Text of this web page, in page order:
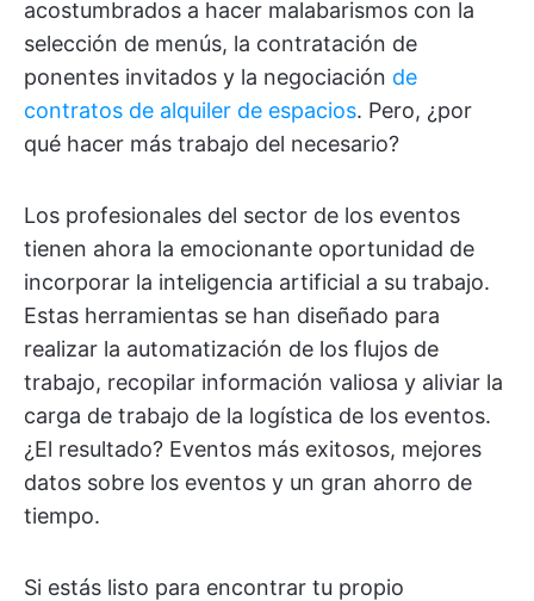
acostumbrados a hacer malabarismos con la
selección de menús, la contratación de
ponentes invitados y la negociación de
contratos de alquiler de espacios. Pero, ¿por
qué hacer más trabajo del necesario?
Los profesionales del sector de los eventos
tienen ahora la emocionante oportunidad de
incorporar la inteligencia artificial a su trabajo.
Estas herramientas se han diseñado para
realizar la automatización de los flujos de
trabajo, recopilar información valiosa y aliviar la
carga de trabajo de la logística de los eventos.
¿El resultado? Eventos más exitosos, mejores
datos sobre los eventos y un gran ahorro de
tiempo.
Si estás listo para encontrar tu propio